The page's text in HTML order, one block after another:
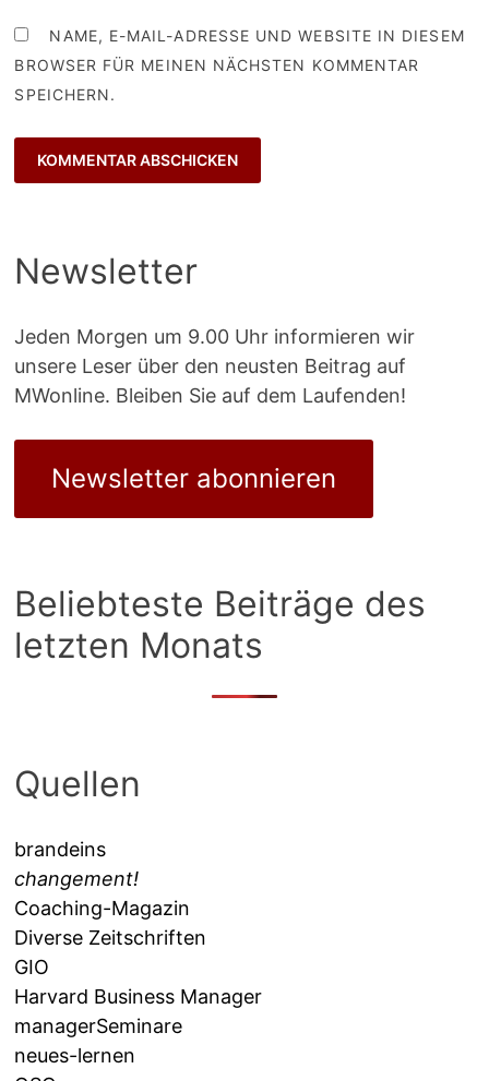
NAME, E-MAIL-ADRESSE UND WEBSITE IN DIESEM
BROWSER FÜR MEINEN NÄCHSTEN KOMMENTAR
SPEICHERN.
Newsletter
Jeden Morgen um 9.00 Uhr informieren wir
unsere Leser über den neusten Beitrag auf
MWonline. Bleiben Sie auf dem Laufenden!
Newsletter abonnieren
Beliebteste Beiträge des
letzten Monats
Quellen
brandeins
changement!
Coaching-Magazin
Diverse Zeitschriften
GIO
Harvard Business Manager
managerSeminare
neues-lernen